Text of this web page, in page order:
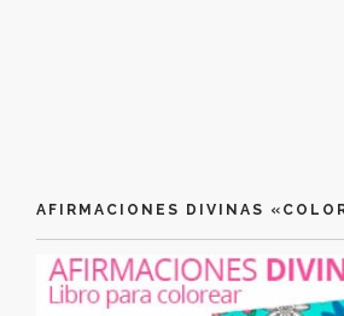
AFIRMACIONES DIVINAS